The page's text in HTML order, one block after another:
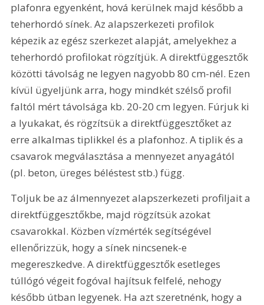
plafonra egyenként, hová kerülnek majd később a
teherhordó sínek. Az alapszerkezeti profilok
képezik az egész szerkezet alapját, amelyekhez a
teherhordó profilokat rögzítjük. A direktfüggesztők
közötti távolság ne legyen nagyobb 80 cm-nél. Ezen
kívül ügyeljünk arra, hogy mindkét szélső profil
faltól mért távolsága kb. 20-20 cm legyen. Fúrjuk ki
a lyukakat, és rögzítsük a direktfüggesztőket az
erre alkalmas tiplikkel és a plafonhoz. A tiplik és a
csavarok megválasztása a mennyezet anyagától
(pl. beton, üreges béléstest stb.) függ.
Toljuk be az álmennyezet alapszerkezeti profiljait a
direktfüggesztőkbe, majd rögzítsük azokat
csavarokkal. Közben vízmérték segítségével
ellenőrizzük, hogy a sínek nincsenek-e
megereszkedve. A direktfüggesztők esetleges
túllógó végeit fogóval hajítsuk felfelé, nehogy
később útban legyenek. Ha azt szeretnénk, hogy a